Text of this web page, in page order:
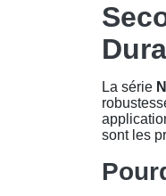
La série
sont les